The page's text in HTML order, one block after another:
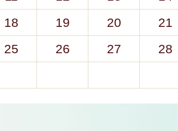
18 19 20
21
25 26 27
28